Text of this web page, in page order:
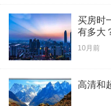
买房时
有多大
10月前
高清和